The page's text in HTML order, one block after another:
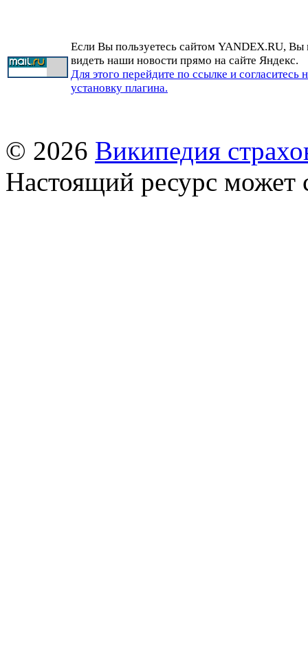
Если Вы пользуетесь сайтом YANDEX.RU, Вы
видеть наши новости прямо на сайте Яндекс.
Для этого перейдите по ссылке и согласитесь
установку плагина.
© 2026 Википедия
Настоящий ресурс может